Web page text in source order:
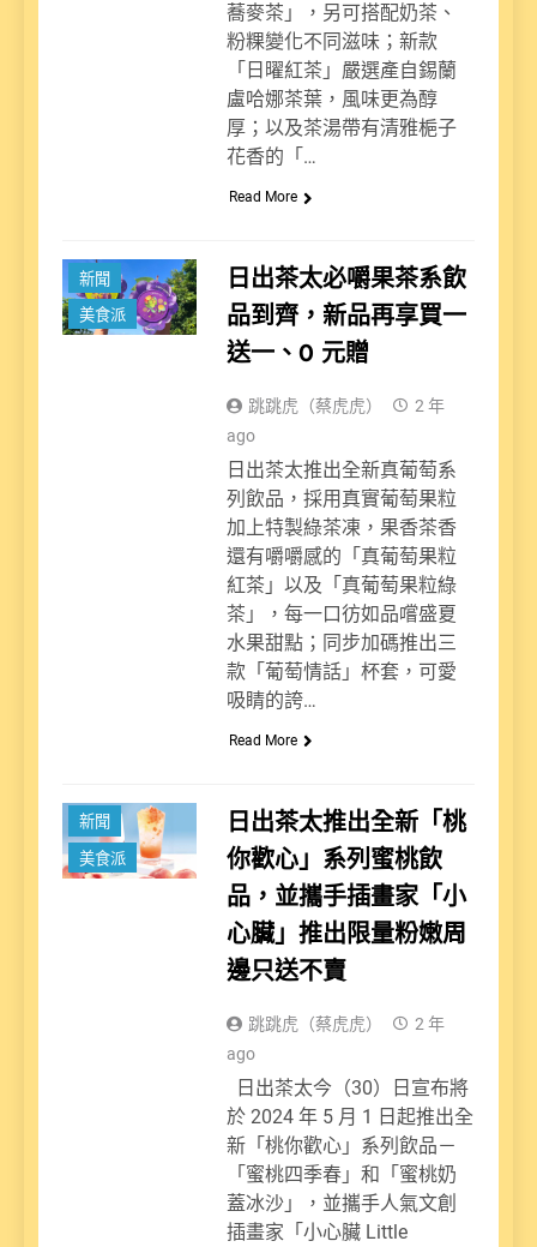
蕎麥茶」，另可搭配奶茶、
粉粿變化不同滋味；新款
「日曜紅茶」嚴選產自錫蘭
盧哈娜茶葉，風味更為醇
厚；以及茶湯帶有清雅梔子
花香的「…
Read More
新聞
美食派
日出茶太必嚼果茶系飲
品到齊，新品再享買一
送一、0 元贈
跳跳虎（蔡虎虎）
2 年
ago
日出茶太推出全新真葡萄系
列飲品，採用真實葡萄果粒
加上特製綠茶凍，果香茶香
還有嚼嚼感的「真葡萄果粒
紅茶」以及「真葡萄果粒綠
茶」，每一口彷如品嚐盛夏
水果甜點；同步加碼推出三
款「葡萄情話」杯套，可愛
吸睛的誇…
Read More
新聞
美食派
日出茶太推出全新「桃
你歡心」系列蜜桃飲
品，並攜手插畫家「小
心臟」推出限量粉嫩周
邊只送不賣
跳跳虎（蔡虎虎）
2 年
ago
日出茶太今（30）日宣布將
於 2024 年 5 月 1 日起推出全
新「桃你歡心」系列飲品－
「蜜桃四季春」和「蜜桃奶
蓋冰沙」，並攜手人氣文創
插畫家「小心臟 Little